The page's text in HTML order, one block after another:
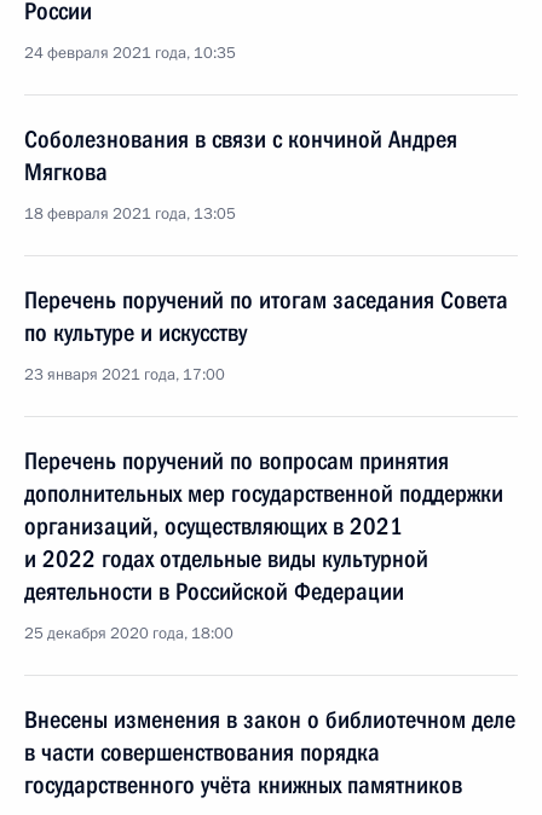
России
24 февраля 2021 года, 10:35
Соболезнования в связи с кончиной Андрея
Мягкова
18 февраля 2021 года, 13:05
Перечень поручений по итогам заседания Совета
по культуре и искусству
23 января 2021 года, 17:00
Перечень поручений по вопросам принятия
дополнительных мер государственной поддержки
организаций, осуществляющих в 2021
и 2022 годах отдельные виды культурной
деятельности в Российской Федерации
25 декабря 2020 года, 18:00
Внесены изменения в закон о библиотечном деле
в части совершенствования порядка
государственного учёта книжных памятников